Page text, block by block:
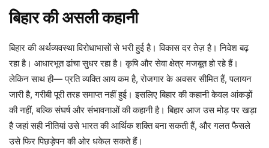
बिहार की असली कहानी
बिहार की अर्थव्यवस्था विरोधाभासों से भरी हुई है। विकास दर तेज़ है। निवेश बढ़
रहा है। आधारभूत ढांचा सुधर रहा है। कृषि और सेवा क्षेत्र मजबूत हो रहे हैं।
लेकिन साथ ही— प्रति व्यक्ति आय कम है, रोजगार के अवसर सीमित हैं, पलायन
जारी है, गरीबी पूरी तरह समाप्त नहीं हुई। इसलिए बिहार की कहानी केवल आंकड़ों
की नहीं, बल्कि संघर्ष और संभावनाओं की कहानी है। बिहार आज उस मोड़ पर खड़ा
है जहां सही नीतियां उसे भारत की आर्थिक शक्ति बना सकती हैं, और गलत फैसले
उसे फिर पिछड़ेपन की ओर धकेल सकते हैं।